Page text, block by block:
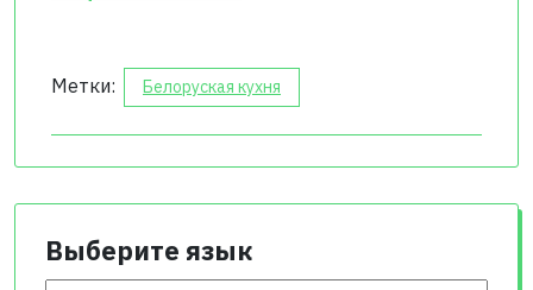
Метки: Белоруская кухня
Выберите язык